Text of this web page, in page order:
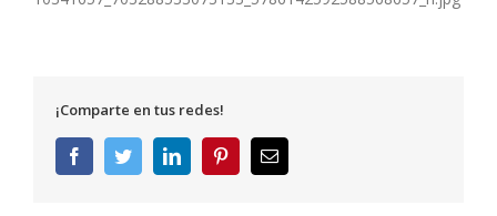
¡Comparte en tus redes!
FacebookTwitterLinkedInPinterestCorreo
electrónico